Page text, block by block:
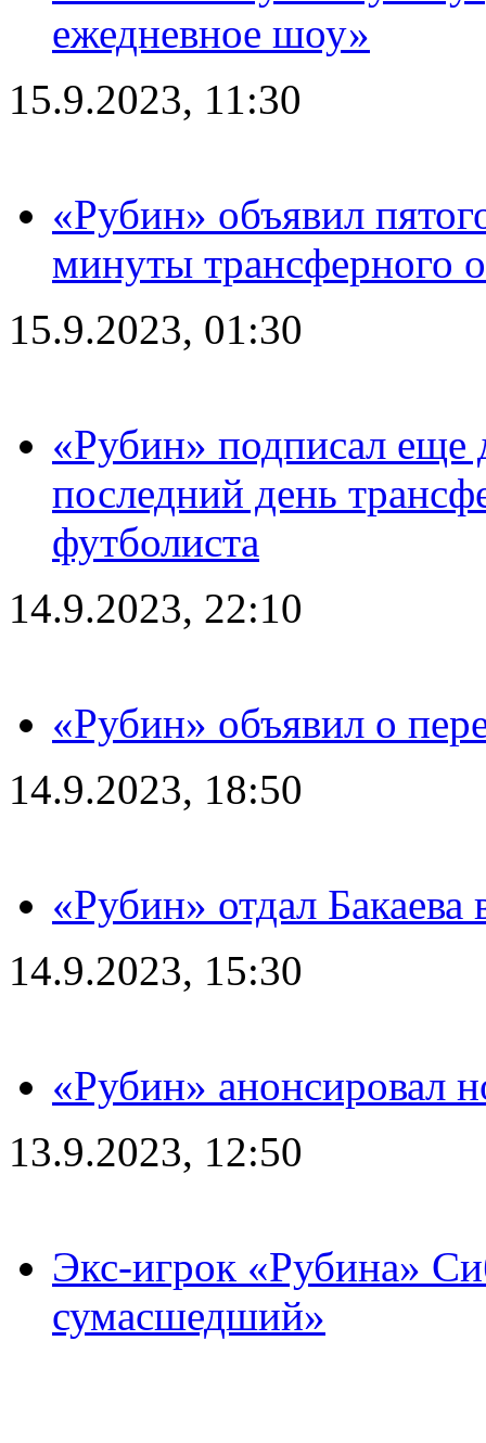
ежедневное шоу»
15.9.2023, 11:30
«Рубин» объявил
минуты трансферного
15.9.2023, 01:30
«Рубин» подписал еще
последний день
футболиста
14.9.2023, 22:10
«Рубин» объявил о
14.9.2023, 18:50
«Рубин» отдал
14.9.2023, 15:30
«Рубин» анонсировал
13.9.2023, 12:50
Экс-игрок «Рубина»
сумасшедший»